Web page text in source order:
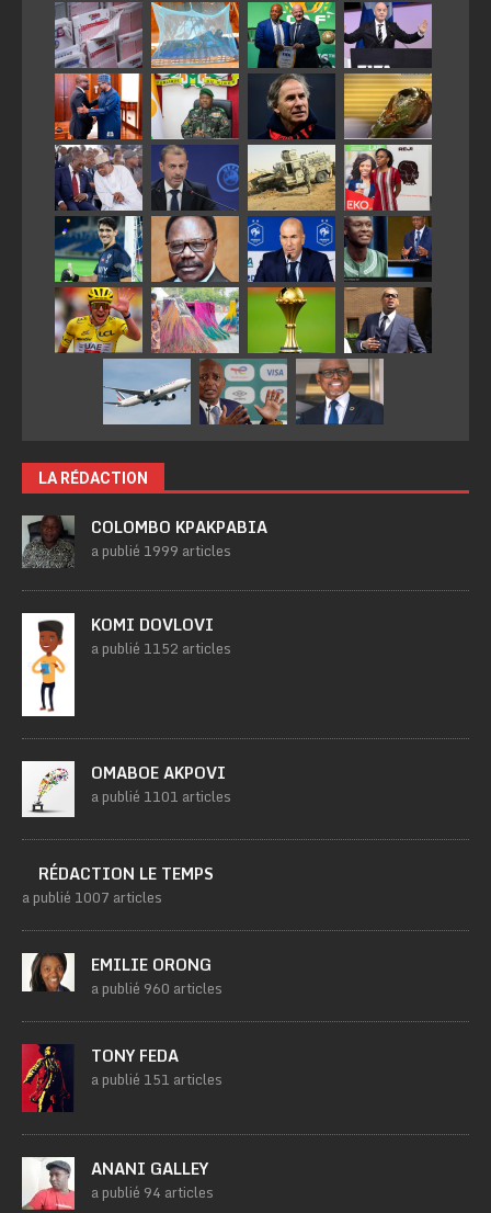
LA RÉDACTION
COLOMBO KPAKPABIA
a publié 1999 articles
KOMI DOVLOVI
a publié 1152 articles
OMABOE AKPOVI
a publié 1101 articles
RÉDACTION LE TEMPS
a publié 1007 articles
EMILIE ORONG
a publié 960 articles
TONY FEDA
a publié 151 articles
ANANI GALLEY
a publié 94 articles